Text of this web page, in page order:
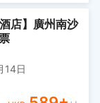
與裝潢中重逢
及茶室，二至
多；供賓客休
、簡餐等服
艇會提供宴
帆船租賃/體
出一種特色
店】廣州南沙
14日